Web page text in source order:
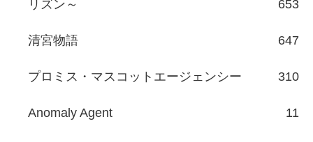
リズン～
653
清宮物語 647
プロミス・マスコットエージェンシー 310
Anomaly Agent 11